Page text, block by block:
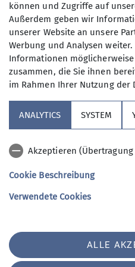
Wer kann sich
leisten?
Nun, alle die aus
ausgeschieden
ihre Zeit frei
körperlich in
Neben
(bis ca. 1400
auch leichtere
auf unserem
Kulturfahrten und
Wanderwoche in
An den
angeboten. Bei
Anmeldung bis
16.06.2025
Maximale
9
Sektion Vierseenland des Deutschen
Hauptstraße 42
82229 Seefeld
können und Zugriffe auf
Außerdem geben wir
unserer Website an unsere
Werbung und Analysen
Informationen
zusammen, die Sie ihnen
im Rahmen Ihrer Nutzung der
ANALYTICS SYSTEM
Akzeptieren
Cookie Beschreibung
Verwendete Cookies
ALLE